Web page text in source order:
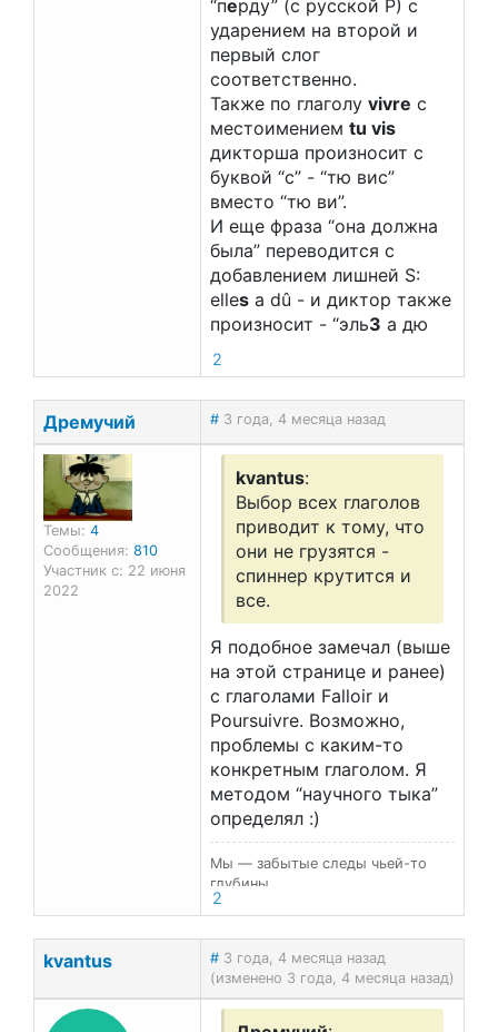
“перду” (с русской Р) с
ударением на второй и
первый слог
соответственно.
Также по глаголу vivre с
местоимением tu vis
дикторша произносит с
буквой “с” - “тю вис”
вместо “тю ви”.
И еще фраза “она должна
была” переводится с
добавлением лишней S:
elles a dû - и диктор также
произносит - “эльЗ а дю
2
Дремучий # 3 года, 4 месяца назад
Темы: 4
Сообщения: 810
Участник с: 22 июня
2022
kvantus:
Выбор всех глаголов
приводит к тому, что
они не грузятся -
спиннер крутится и
все.
Я подобное замечал (выше
на этой странице и ранее)
с глаголами Falloir и
Poursuivre. Возможно,
проблемы с каким-то
конкретным глаголом. Я
методом “научного тыка”
определял :)
Мы — забытые следы чьей-то
глубины…
2
kvantus # 3 года, 4 месяца назад
(изменено 3 года, 4 месяца назад)